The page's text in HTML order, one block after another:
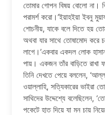
তোমার গোপন বিষয় বোলো না।
পরামর্শ করো।’ইয়াহইয়া ইবনু
শোচনীয়, যাকে বলে দিতে হয়
অথবা যার সাথে তোষামোদ করে
লাগে।’একবার একদল লোক
পায়। একজন তাঁর বাড়িতে
তিনি দেখতে পেয়ে বললেন,
ওয়াল্লাহি, সত্যিকারের
সাথিদের উদ্দেশ্যে বলেছিলেন,
পকেটে হাত দিয়ে যা মন চায়